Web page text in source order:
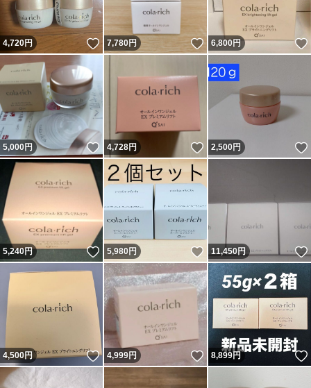
4,720円 いいね！
7,780円 いいね！
6,800円
5,000円 いいね！
4,728円 いいね！
2,500円
5,240円 いいね！
5,980円 いいね！
11,450円
4,500円 いいね！
4,999円 いいね！
8,899円